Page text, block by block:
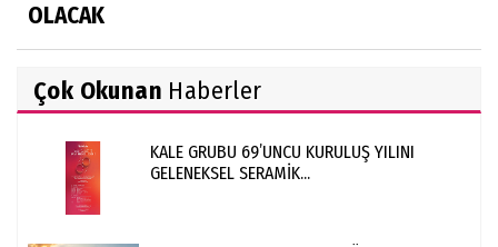
OLACAK
Çok Okunan Haberler
KALE GRUBU 69’UNCU KURULUŞ YILINI
GELENEKSEL SERAMİK...